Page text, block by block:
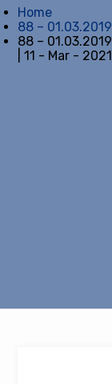
Home
88 – 01.03.2019
88 – 01.03.2019
| 11 - Mar - 2021